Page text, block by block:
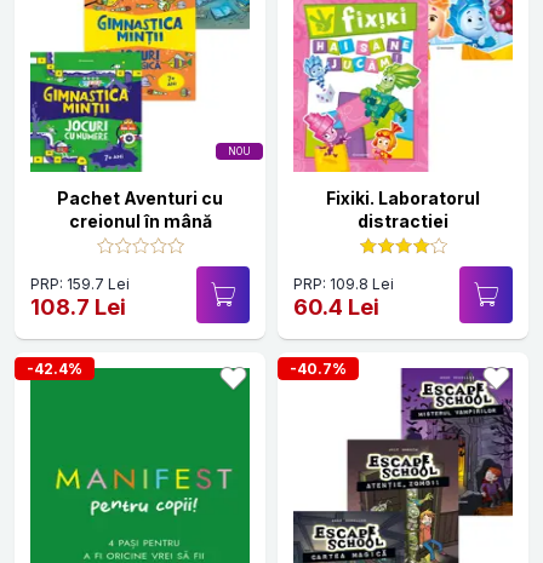
NOU
Pachet Aventuri cu
creionul în mână
PRP: 159.7 Lei
108.7 Lei
Fixiki. Laboratorul
distractiei
PRP: 109.8 Lei
60.4 Lei
-42.4% -40.7%